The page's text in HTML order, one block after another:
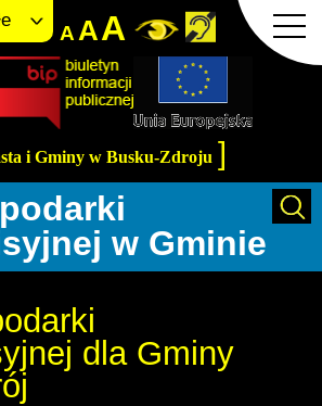
AAA
i Gminy w Busku-Zdroju ]
w Gminie
dla Gminy